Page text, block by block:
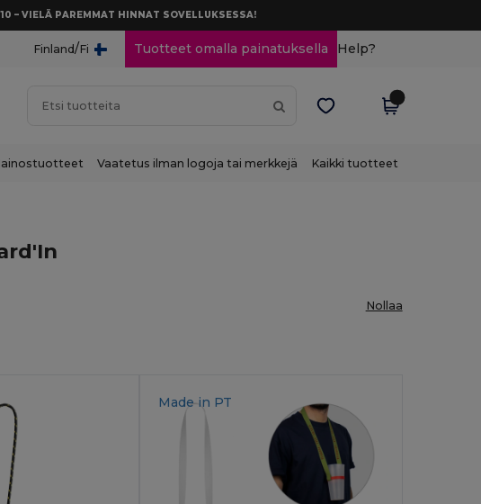
– VIELÄ PAREMMAT HINNAT SOVELLUKSESSA!
Finland/Fi Tuotteet omalla painatuksella Help?
Vaatetus ilman logoja tai merkkejä Kaikki tuotteet
Nollaa
Made in PT